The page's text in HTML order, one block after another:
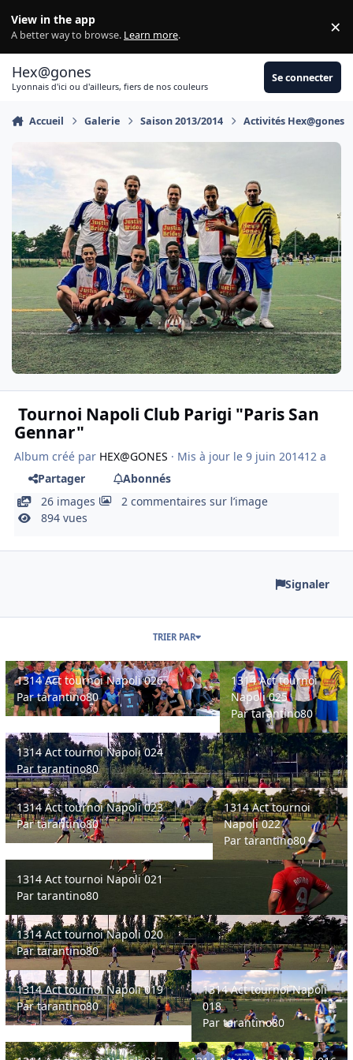
View in the app
A better way to browse. Learn more. ×
Hex@gones
Lyonnais d'ici ou d'ailleurs, fiers de nos couleurs
Se connecter
Accueil Galerie Saison 2013/2014 Activités Hex@gones
Tournoi Napoli Club Parigi "Paris San
Gennar"
Album créé par HEX@GONES · Mis à jour le 9 juin 201412 a
Partager
Abonnés
26 images
2 commentaires sur l’image
894 vues
Signaler
TRIER PAR
1314 Act tournoi Napoli 026
1314 Act tournoi Napoli 026
Partarantino80
1314 Act tournoi Napoli
1314 Act tournoi
Napoli 025
Partarantino80
1314 Act tournoi Napoli 024
1314 Act tournoi Napoli 024
Partarantino80
1314 Act tournoi Napoli 023
1314 Act tournoi Napoli 023
Partarantino80
1314 Act tournoi Napoli
1314 Act tournoi
Napoli 022
Partarantino80
1314 Act tournoi Napoli 021
1314 Act tournoi Napoli 021
Par tarantino80
1314 Act tournoi Napoli 020
1314 Act tournoi Napoli 020
Partarantino80
1314 Act tournoi Napoli 019
1314 Act tournoi Napoli 019
Partarantino80
1314 Act tournoi Napoli 018
1314 Act tournoi Napoli
018
Par tarantino80
1314 Act tournoi Napoli 017
1314 Act tournoi Napoli 016